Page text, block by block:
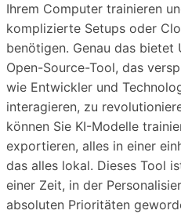
Ihrem Computer trainieren
komplizierte Setups oder
benötigen. Genau das bietet
Open-Source-Tool, das
wie Entwickler und
interagieren, zu
können Sie KI-Modelle
exportieren, alles in einer
das alles lokal. Dieses Tool
einer Zeit, in der
absoluten Prioritäten